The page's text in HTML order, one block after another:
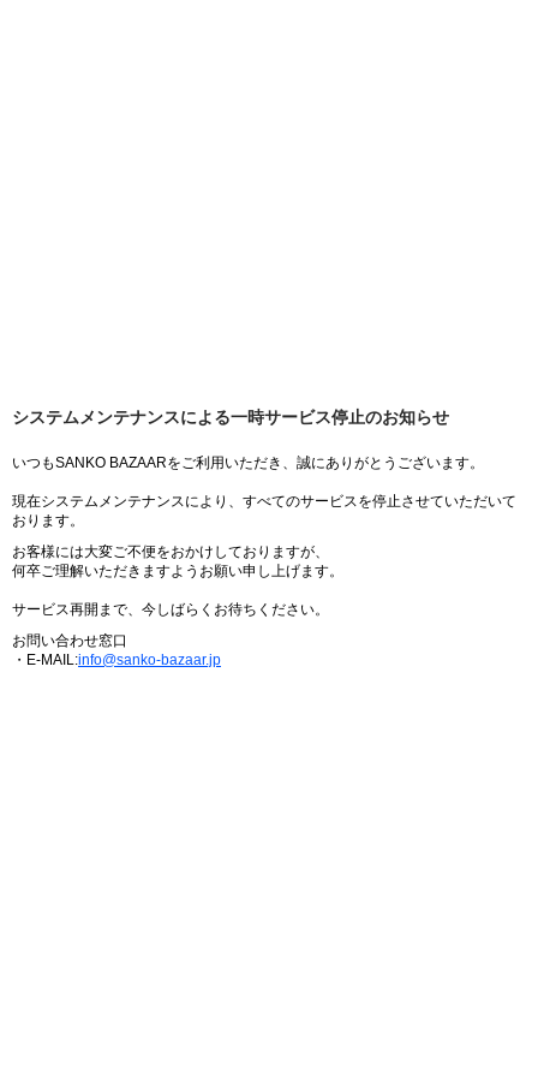
システムメンテナンスによる一時サービス停止のお知らせ
いつもSANKO BAZAARをご利用いただき、誠にありがとうございます。
現在システムメンテナンスにより、すべてのサービスを停止させていただいて
おります。
お客様には大変ご不便をおかけしておりますが、
何卒ご理解いただきますようお願い申し上げます。
サービス再開まで、今しばらくお待ちください。
お問い合わせ窓口
・E-MAIL:info@sanko-bazaar.jp